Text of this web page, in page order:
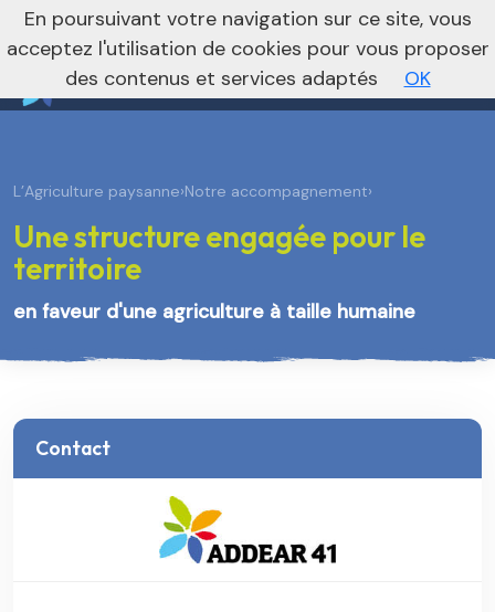
Vers le site régional Vers le site national
nivo_2026: 1
L’Agriculture paysanne›Notre accompagnement›
Une structure engagée pour le
territoire
en faveur d'une agriculture à taille humaine
Contact
En poursuivant votre navigation sur ce site, vous
acceptez l'utilisation de cookies pour vous proposer
des contenus et services adaptés
OK